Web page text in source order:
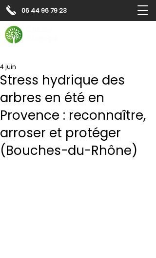
06 44 96 79 23
Stress hydrique des
arbres en été en
Provence : reconnaître,
arroser et protéger
(Bouches-du-Rhône)
4 juin